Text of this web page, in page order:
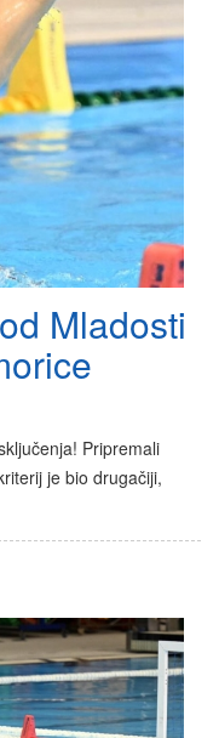
Mladosti
Pripremali
je bio drugačiji,